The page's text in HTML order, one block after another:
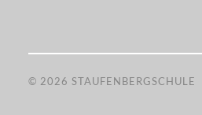
© 2026 STAUFENBERGSCHULE